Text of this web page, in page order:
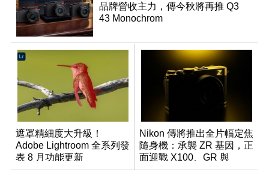
品牌營收主力，傳今秋將再推 Q3
43 Monochrom
遮罩精細度大升級！
Adobe Lightroom 全系列發
表 8 月功能更新
Nikon 傳將推出全片幅定焦
隨身機：承襲 ZR 基因，正
面迎戰 X100、GR 與
RX1R 系列